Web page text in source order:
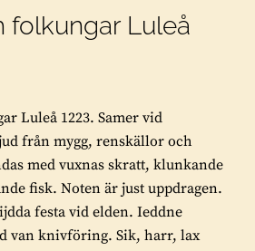
folkungar Luleå
Luleå 1223. Samer vid
från mygg, renskällor och
med vuxnas skratt, klunkande
fisk. Noten är just uppdragen.
festa vid elden. Ieddne
van knivföring. Sik, harr, lax